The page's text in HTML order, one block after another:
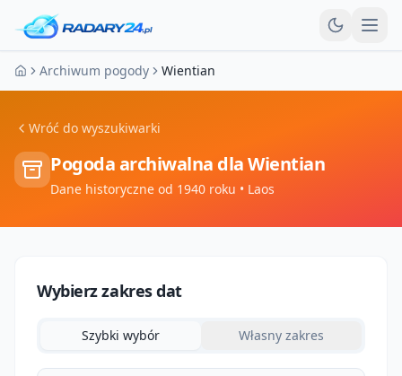
Strona główna
Archiwum pogody Wientian
Wróć do wyszukiwarki
Pogoda archiwalna dlaWientian
Dane historyczne od 1940 roku • Laos
Wybierz zakres dat
Szybki wybór Własny zakres